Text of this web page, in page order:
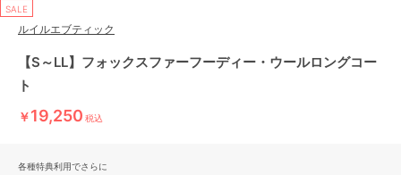
SALE
ルイルエブティック
【S～LL】フォックスファーフーディー・ウールロングコー
ト
￥19,250 税込
各種特典利用でさらに